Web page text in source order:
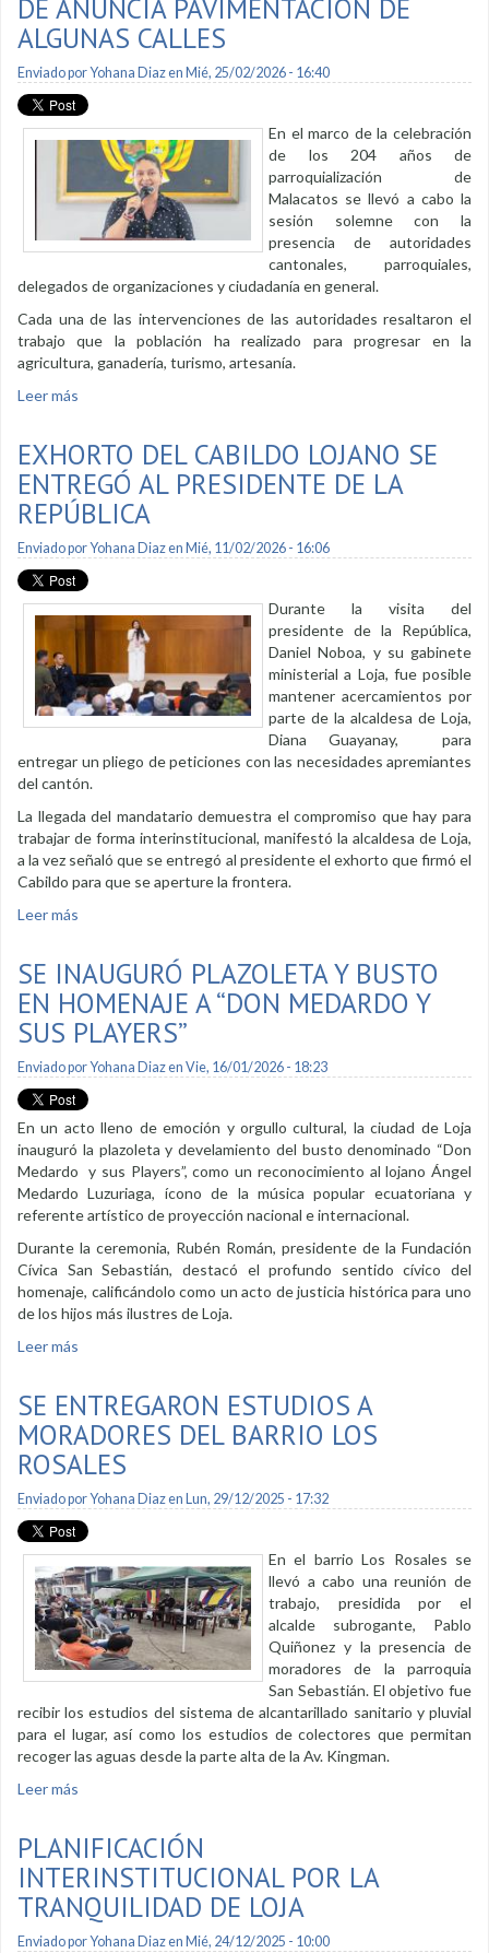
DE ANUNCIA PAVIMENTACIÓN DE
ALGUNAS CALLES
Enviado porYohana Diazen Mié, 25/02/2026 - 16:40
En el marco de la celebración
de los 204 años de
parroquialización de
Malacatos se llevó a cabo la
sesión solemne con la
presencia de autoridades
cantonales, parroquiales,
delegados de organizaciones y ciudadanía en general.
Cada una de las intervenciones de las autoridades resaltaron el
trabajo que la población ha realizado para progresar en la
agricultura, ganadería, turismo, artesanía.
Leer más
EXHORTO DEL CABILDO LOJANO SE
ENTREGÓ AL PRESIDENTE DE LA
REPÚBLICA
Enviado porYohana Diazen Mié, 11/02/2026 - 16:06
Durante la visita del
presidente de la República,
Daniel Noboa, y su gabinete
ministerial a Loja, fue posible
mantener acercamientos por
parte de la alcaldesa de Loja,
Diana Guayanay, para
entregar un pliego de peticiones con las necesidades apremiantes
del cantón.
La llegada del mandatario demuestra el compromiso que hay para
trabajar de forma interinstitucional, manifestó la alcaldesa de Loja,
a la vez señaló que se entregó al presidente el exhorto que firmó el
Cabildo para que se aperture la frontera.
Leer más
SE INAUGURÓ PLAZOLETA Y BUSTO
EN HOMENAJE A “DON MEDARDO Y
SUS PLAYERS”
Enviado porYohana Diazen Vie, 16/01/2026 - 18:23
En un acto lleno de emoción y orgullo cultural, la ciudad de Loja
inauguró la plazoleta y develamiento del busto denominado “Don
Medardo y sus Players”, como un reconocimiento al lojano Ángel
Medardo Luzuriaga, ícono de la música popular ecuatoriana y
referente artístico de proyección nacional e internacional.
Durante la ceremonia, Rubén Román, presidente de la Fundación
Cívica San Sebastián, destacó el profundo sentido cívico del
homenaje, calificándolo como un acto de justicia histórica para uno
de los hijos más ilustres de Loja.
Leer más
SE ENTREGARON ESTUDIOS A
MORADORES DEL BARRIO LOS
ROSALES
Enviado porYohana Diazen Lun, 29/12/2025 - 17:32
En el barrio Los Rosales se
llevó a cabo una reunión de
trabajo, presidida por el
alcalde subrogante, Pablo
Quiñonez y la presencia de
moradores de la parroquia
San Sebastián. El objetivo fue
recibir los estudios del sistema de alcantarillado sanitario y pluvial
para el lugar, así como los estudios de colectores que permitan
recoger las aguas desde la parte alta de la Av. Kingman.
Leer más
PLANIFICACIÓN
INTERINSTITUCIONAL POR LA
TRANQUILIDAD DE LOJA
Enviado porYohana Diazen Mié, 24/12/2025 - 10:00